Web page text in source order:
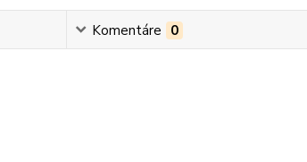
Komentáre 0